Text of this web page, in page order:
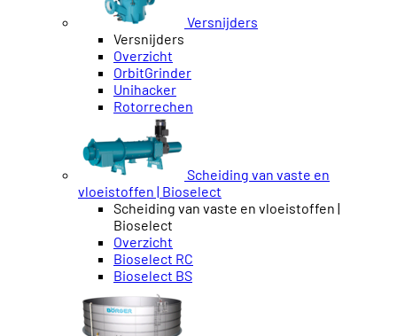
Versnijders
Versnijders
Overzicht
OrbitGrinder
Unihacker
Rotorrechen
Scheiding van vaste en
vloeistoffen | Bioselect
Scheiding van vaste en vloeistoffen |
Bioselect
Overzicht
Bioselect RC
Bioselect BS